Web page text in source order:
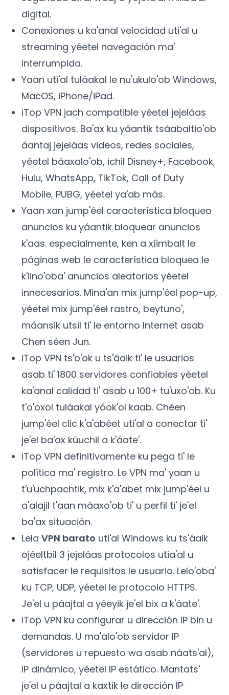
digital.
Conexiones u ka'anal velocidad uti'al u
streaming yéetel navegación ma'
interrumpida.
Yaan uti'al tuláakal le nu'ukulo'ob Windows,
MacOS, iPhone/iPad.
iTop VPN jach compatible yéetel jejeláas
dispositivos. Ba'ax ku yáantik tsáabaltio'ob
áantaj jejeláas videos, redes sociales,
yéetel báaxalo'ob, ichil Disney+, Facebook,
Hulu, WhatsApp, TikTok, Call of Duty
Mobile, PUBG, yéetel ya'ab más.
Yaan xan jump'éel característica bloqueo
anuncios ku yáantik bloquear anuncios
k'aas. especialmente, ken a xíimbalt le
páginas web le característica bloquea le
k'iino'oba' anuncios aleatorios yéetel
innecesarios. Mina'an mix jump'éel pop-up,
yéetel mix jump'éel rastro, beytuno',
máansik utsil ti' le entorno Internet asab
Chen séen Jun.
iTop VPN ts'o'ok u ts'áaik ti' le usuarios
asab ti' 1800 servidores confiables yéetel
ka'anal calidad ti' asab u 100+ tu'uxo'ob. Ku
t'o'oxol tuláakal yóok'ol kaab. Chéen
jump'éel clic k'a'abéet uti'al a conectar ti'
je'el ba'ax kúuchil a k'áate'.
iTop VPN definitivamente ku pega ti' le
política ma' registro. Le VPN ma' yaan u
t'u'uchpachtik, mix k'a'abet mix jump'éel u
a'alajil t'aan máaxo'ob ti' u perfil ti' je'el
ba'ax situación.
LelaVPN barato uti'al Windows ku ts'áaik
ojéeltbil 3 jejeláas protocolos utia'al u
satisfacer le requisitos le usuario. Lelo'oba'
ku TCP, UDP, yéetel le protocolo HTTPS.
Je'el u páajtal a yéeyik je'el bix a k'áate'.
iTop VPN ku configurar u dirección IP bin u
demandas. U ma'alo'ob servidor IP
(servidores u repuesto wa asab náats'al),
IP dinámico, yéetel IP estático. Mantats'
je'el u páajtal a kaxtik le dirección IP